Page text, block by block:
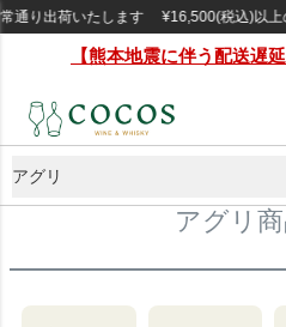
り出荷いたします ¥16,500(税込)以上
【熊本地震に伴う配送遅
アグリ